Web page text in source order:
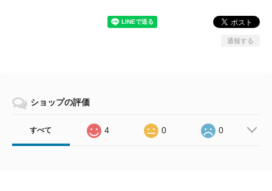
通報する
ショップの評価
すべて 4 0 0